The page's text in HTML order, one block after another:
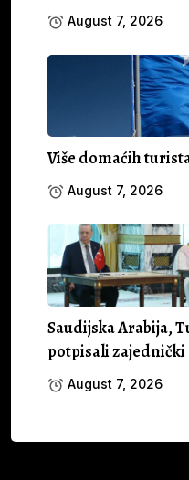
August 7, 2026
Više domaćih
August 7, 2026
Saudijska Arabija,
potpisali
August 7, 2026